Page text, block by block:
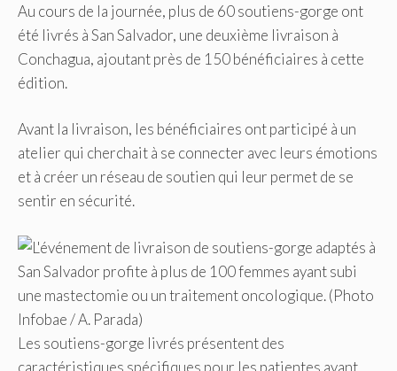
Au cours de la journée, plus de 60 soutiens-gorge ont
été livrés à San Salvador, une deuxième livraison à
Conchagua, ajoutant près de 150 bénéficiaires à cette
édition.
Avant la livraison, les bénéficiaires ont participé à un
atelier qui cherchait à se connecter avec leurs émotions
et à créer un réseau de soutien qui leur permet de se
sentir en sécurité.
Les soutiens-gorge livrés présentent des
caractéristiques spécifiques pour les patientes ayant